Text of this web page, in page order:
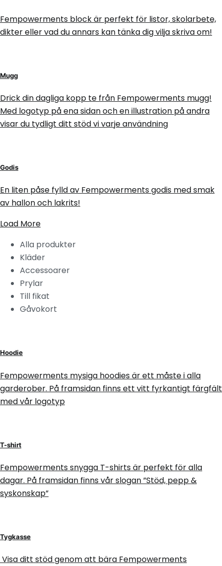
Fempowerments block är perfekt för listor, skolarbete,
dikter eller vad du annars kan tänka dig vilja skriva om!
Mugg
Drick din dagliga kopp te från Fempowerments mugg!
Med logotyp på ena sidan och en illustration på andra
visar du tydligt ditt stöd vi varje användning
Godis
En liten påse fylld av Fempowerments godis med smak
av hallon och lakrits!
Load More
Alla produkter
Kläder
Accessoarer
Prylar
Till fikat
Gåvokort
Hoodie
Fempowerments mysiga hoodies är ett måste i alla
garderober. På framsidan finns ett vitt fyrkantigt färgfält
med vår logotyp
T-shirt
Fempowerments snygga T-shirts är perfekt för alla
dagar. På framsidan finns vår slogan ”Stöd, pepp &
syskonskap”
Tygkasse
Visa ditt stöd genom att bära Fempowerments